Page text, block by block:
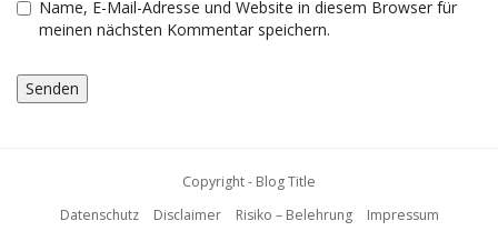
Name, E-Mail-Adresse und Website in diesem Browser für
meinen nächsten Kommentar speichern.
Copyright - Blog Title
Datenschutz
Disclaimer Risiko – Belehrung Impressum